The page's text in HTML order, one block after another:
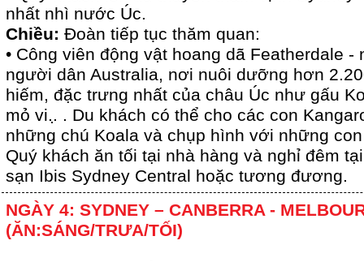
nhất nhì nước Úc.
Chiều: Đoàn tiếp tục thăm quan:
• Công viên động vật hoang dã Featherdale -
người dân Australia, nơi nuôi dưỡng hơn
hiếm, đặc trưng nhất của châu Úc như gấu
mỏ vi..̣ . Du khách có thể cho các con
những chú Koala và chụp hình với những
Quý khách ăn tối tại nhà hàng và nghỉ đêm
sạn Ibis Sydney Central hoặc tương đương.
NGÀY 4: SYDNEY – CANBERRA -
(ĂN:SÁNG/TRƯA/TỐI)